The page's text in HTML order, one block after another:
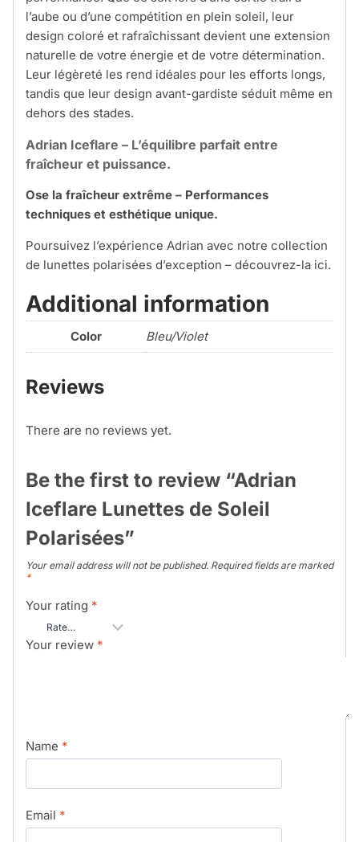
l’aube ou d’une compétition en plein soleil, leur
design coloré et rafraîchissant devient une extension
naturelle de votre énergie et de votre détermination.
Leur légèreté les rend idéales pour les efforts longs,
tandis que leur design avant-gardiste séduit même en
dehors des stades.
Adrian Iceflare – L’équilibre parfait entre
fraîcheur et puissance.
Ose la fraîcheur extrême – Performances
techniques et esthétique unique.
Poursuivez l’expérience Adrian avec notre collection
de lunettes polarisées d’exception – découvrez-la ici.
Additional information
Color Bleu/Violet
Reviews
There are no reviews yet.
Be the first to review “Adrian
Iceflare Lunettes de Soleil
Polarisées”
Your email address will not be published. Required fields are marked
*
Your rating *
Your review *
Name *
Email *